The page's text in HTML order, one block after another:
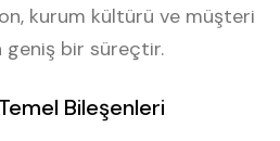
kurum kültürü ve müşteri
geniş bir süreçtir.
Bileşenleri